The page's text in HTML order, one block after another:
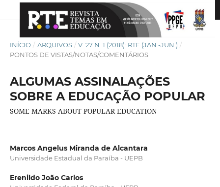
INÍCIO / ARQUIVOS / V. 27 N. 1 (2018): RTE (JAN.-JUN.) /
PONTOS DE VISTAS/NOTAS/COMENTÁRIOS
ALGUMAS ASSINALAÇÕES
SOBRE A EDUCAÇÃO POPULAR
SOME MARKS ABOUT POPULAR EDUCATION
Marcos Angelus Miranda de Alcantara
Universidade Estadual da Paraíba - UEPB
Erenildo João Carlos